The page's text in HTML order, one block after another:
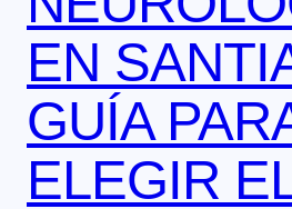
EN
GUÍA
ELEGIR